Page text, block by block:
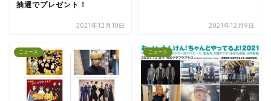
抽選でプレゼント！
2021年12月10日 2021年12月9日
ニュース ニュース